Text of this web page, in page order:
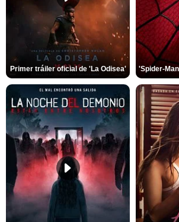
Primer tráiler oficial de 'La Odisea'